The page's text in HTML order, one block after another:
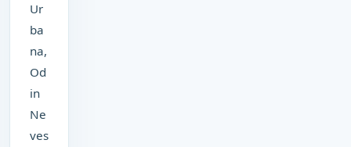
Ur
ba
na,
Od
in
Ne
ves